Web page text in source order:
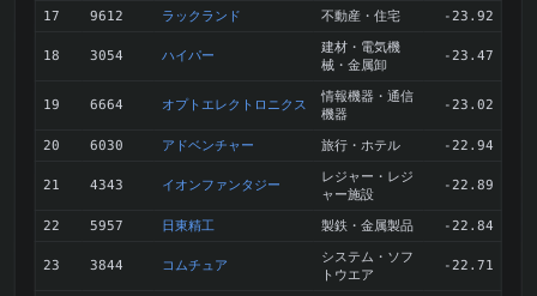
17 9612 ラックランド 不動産・住宅 -23.92
18 3054 ハイパー 建材・電気機
械・金属卸
-23.47
19 6664 オプトエレクトロニクス 情報機器・通信
機器
-23.02
20 6030 アドベンチャー 旅行・ホテル -22.94
21 4343 イオンファンタジー レジャー・レジ
ャー施設
-22.89
22 5957 日東精工 製鉄・金属製品 -22.84
23 3844 コムチュア システム・ソフ
トウエア
-22.71